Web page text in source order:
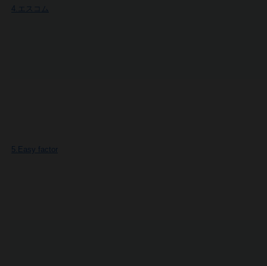
4.エスコム
5.Easy factor